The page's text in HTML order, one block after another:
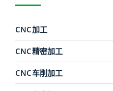
CNC加工
CNC精密加工
CNC车削加工